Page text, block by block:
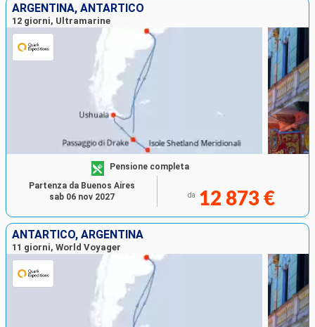
ARGENTINA, ANTARTICO
12 giorni, Ultramarine
Pensione completa
da 12 873 €
Partenza da Buenos Aires
sab 06 nov 2027
ANTARTICO, ARGENTINA
11 giorni, World Voyager